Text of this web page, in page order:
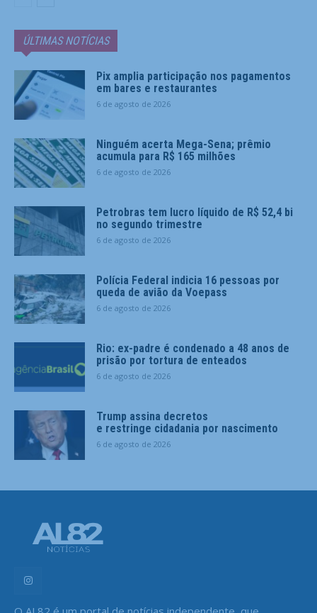
ÚLTIMAS NOTÍCIAS
Pix amplia participação nos pagamentos
em bares e restaurantes
6 de agosto de 2026
Ninguém acerta Mega-Sena; prêmio
acumula para R$ 165 milhões
6 de agosto de 2026
Petrobras tem lucro líquido de R$ 52,4 bi
no segundo trimestre
6 de agosto de 2026
Polícia Federal indicia 16 pessoas por
queda de avião da Voepass
6 de agosto de 2026
Rio: ex-padre é condenado a 48 anos de
prisão por tortura de enteados
6 de agosto de 2026
Trump assina decretos
e restringe cidadania por nascimento
6 de agosto de 2026